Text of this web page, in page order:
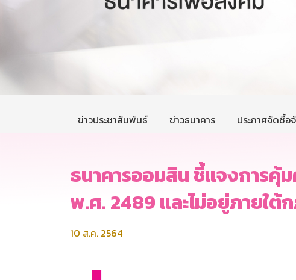
ข่าวประชาสัมพันธ์ ข่าวธนาคาร ประกาศจัดซื้อ
ธนาคารออมสิน ชี้แจงการคุ้
พ.ศ. 2489 และไม่อยู่ภายใต้
10 ส.ค. 2564